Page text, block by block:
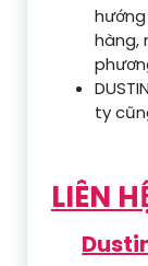
hàng,
ty
LIÊN